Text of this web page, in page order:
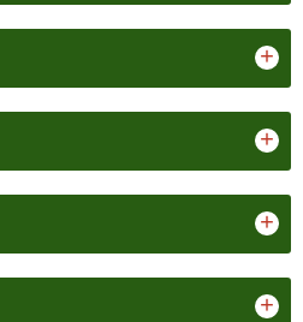
+
+
+
+